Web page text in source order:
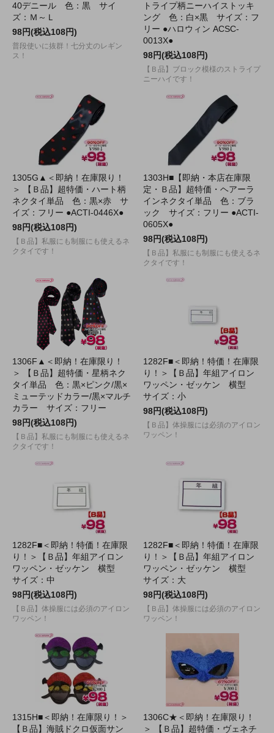
40デニール 色：黒 サイ
ズ：Ｍ～Ｌ
98円(税込108円)
普段使いに抜群！七分丈のレギン
ス！
トライプ柄ニーハイストッキ
ング 色：白×黒 サイズ：フ
リー ●ハロウィン ACSC-
0013X●
98円(税込108円)
【Ｂ品】ブロック模様のストライプ
ニーハイです！
1305G▲＜即納！在庫限り！
＞ 【Ｂ品】超特価・ハート柄
ネクタイ単品 色：黒×赤 サ
イズ：フリー ●ACTI-0446X●
98円(税込108円)
【Ｂ品】私服にも制服にも使えるネ
クタイです！
1303H■【即納・本店在庫限
定・Ｂ品】超特価・ヘアーラ
インネクタイ単品 色：ブラ
ック サイズ：フリー ●ACTI-
0605X●
98円(税込108円)
【Ｂ品】私服にも制服にも使えるネ
クタイです！
1306F▲＜即納！在庫限り！
＞ 【Ｂ品】超特価・星柄ネク
タイ単品 色：黒×ピンク/黒×
ミューテッドカラー/黒×マルチ
カラー サイズ：フリー
98円(税込108円)
【Ｂ品】私服にも制服にも使えるネ
クタイです！
1282F■＜即納！特価！在庫限
り！＞【Ｂ品】年組アイロン
ワッペン・ゼッケン 横型
サイズ：小
98円(税込108円)
【Ｂ品】体操服には必須のアイロン
ワッペン！
1282F■＜即納！特価！在庫限
り！＞【Ｂ品】年組アイロン
ワッペン・ゼッケン 横型
サイズ：中
98円(税込108円)
【Ｂ品】体操服には必須のアイロン
ワッペン！
1282F■＜即納！特価！在庫限
り！＞【Ｂ品】年組アイロン
ワッペン・ゼッケン 横型
サイズ：大
98円(税込108円)
【Ｂ品】体操服には必須のアイロン
ワッペン！
1315H■＜即納！在庫限り！＞
【Ｂ品】海賊ドクロ仮面サン
1306C★＜即納！在庫限り！
＞ 【Ｂ品】超特価・ヴェネチ